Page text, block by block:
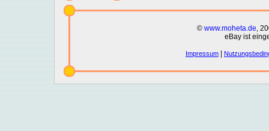
© www.moheta.de,
eBay ist
Impressum